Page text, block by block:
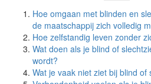
Hoe omgaan met blinden en
de maatschappij zich volledig
Hoe zelfstandig leven zonder
Wat doen als je blind of
wordt?
Wat je vaak niet ziet bij blind of